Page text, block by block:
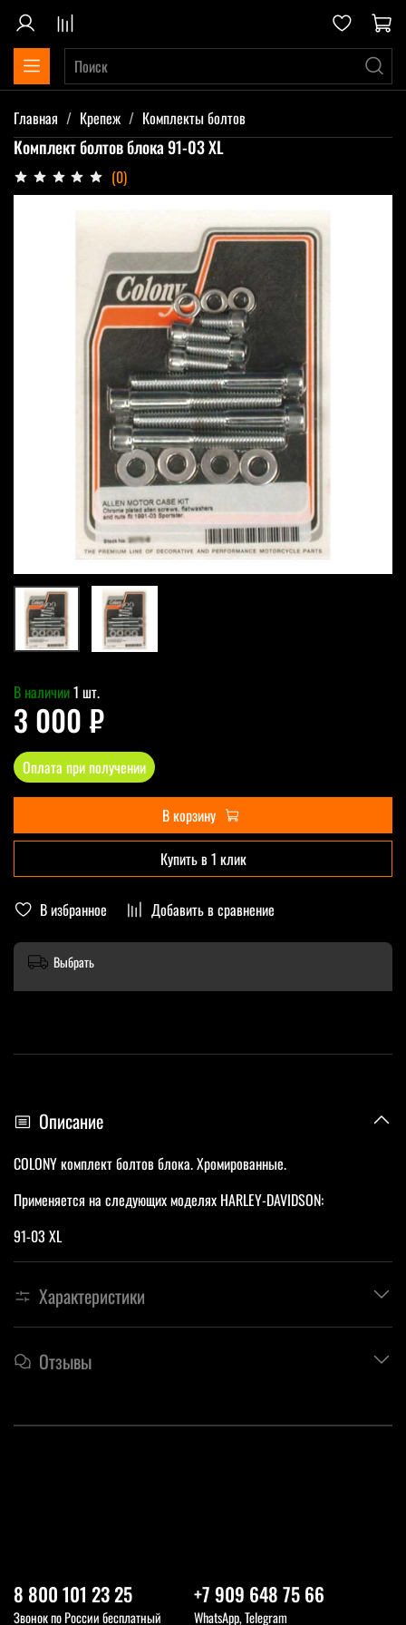
Главная Крепеж Комплекты болтов
Комплект болтов блока 91-03 XL
(0)
В избранное Добавить в сравнение
В наличии1 шт.
3 000 ₽
Оплата при получении
В корзину
Купить в 1 клик
Выбрать
Описание
COLONY комплект болтов блока. Хромированные.
Применяется на следующих моделях HARLEY-DAVIDSON:
91-03 XL
Характеристики
Отзывы
8 800 101 23 25
Звонок по России бесплатный
+7 909 648 75 66
WhatsApp, Telegram